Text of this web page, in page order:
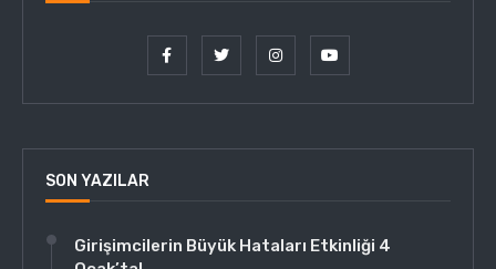
SON YAZILAR
Girişimcilerin Büyük Hataları Etkinliği 4